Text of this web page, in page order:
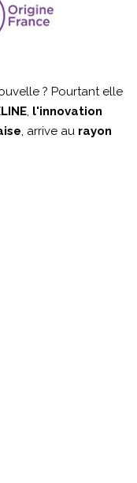
? Pourtant elle
, l'innovation
, arrive au rayon